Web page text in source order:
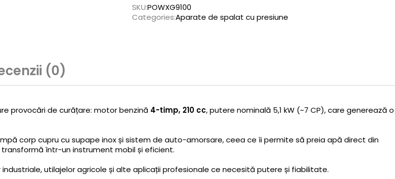
SKU:POWXG9100
Categories:Aparate de spalat cu presiune
(0)
provocări de curățare: motor benzină 4-timp, 210 cc, putere nominală 5,1 kW (~7 CP), care generează o
corp cupru cu supape inox și sistem de auto-amorsare, ceea ce îi permite să preia apă direct din
transformă într-un instrument mobil și eficient.
utilajelor agricole și alte aplicații profesionale ce necesită putere și fiabilitate.